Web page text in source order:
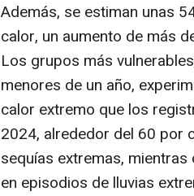
Además, se estiman unas
calor, un aumento de más
Los grupos más
menores de un año,
calor extremo que los
2024, alrededor del 60 por
sequías extremas,
en episodios de lluvias